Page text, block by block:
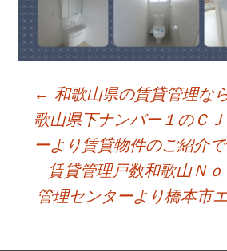
Post
navigation
← 和歌山県の賃貸管理な
歌山県下ナンバー１のＣ
ーより賃貸物件のご紹介
賃貸管理戸数和歌山Ｎ
管理センターより橋本市